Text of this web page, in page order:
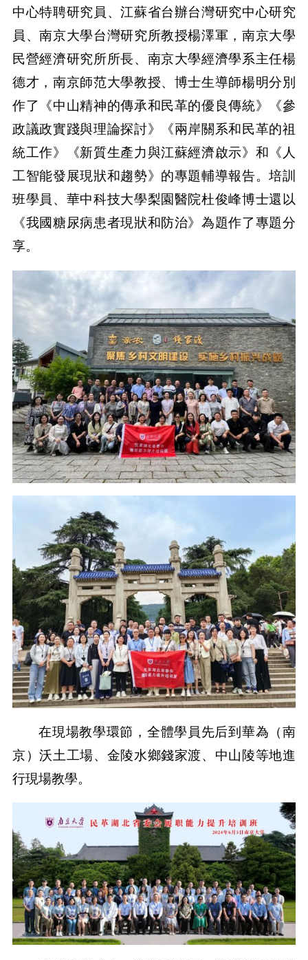
中心特聘研究員、江蘇省台辦台灣研究中心研究
員、南京大學台灣研究所教授楊澤軍，南京大學
民營經濟研究所所長、南京大學經濟學系主任楊
德才，南京師范大學教授、博士生導師楊明分別
作了《中山精神的傳承和民革的優良傳統》《參
政議政實踐與理論探討》《兩岸關系和民革的祖
統工作》《新質生產力與江蘇經濟啟示》和《人
工智能發展現狀和趨勢》的專題輔導報告。培訓
班學員、華中科技大學梨園醫院杜俊峰博士還以
《我國糖尿病患者現狀和防治》為題作了專題分
享。
在現場教學環節，全體學員先后到華為（南
京）沃土工場、金陵水鄉錢家渡、中山陵等地進
行現場教學。